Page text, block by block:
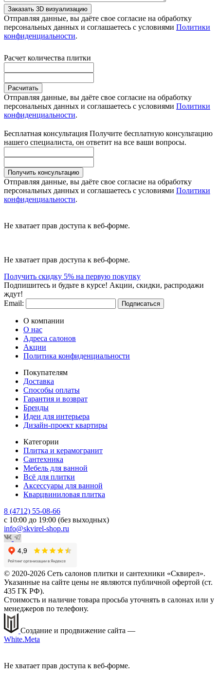
Заказать 3D визуализацию
Отправляя данные, вы даёте свое согласие на обработку
персональных данных и соглашаетесь с условиями Политики
конфиденциальности.
Расчет количества плитки
Расчитать
Отправляя данные, вы даёте свое согласие на обработку
персональных данных и соглашаетесь с условиями Политики
конфиденциальности.
Бесплатная консультация Получите бесплатную консультацию
нашего специалиста, он ответит на все ваши вопросы.
Получить консультацию
Отправляя данные, вы даёте свое согласие на обработку
персональных данных и соглашаетесь с условиями Политики
конфиденциальности.
Не хватает прав доступа к веб-форме.
Не хватает прав доступа к веб-форме.
Получить скидку 5% на первую покупку
Подпишитесь и будьте в курсе! Акции, скидки, распродажи
ждут!
Email:
Подписаться
О компании
О нас
Адреса салонов
Акции
Политика конфиденциальности
Покупателям
Доставка
Способы оплаты
Гарантия и возврат
Бренды
Идеи для интерьера
Дизайн-проект квартиры
Категории
Плитка и керамогранит
Сантехника
Мебель для ванной
Всё для плитки
Аксессуары для ванной
Кварцвиниловая плитка
8 (4712) 55-08-66
с 10:00 до 19:00 (без выходных)
info@skvirel-shop.ru
© 2020-2026 Сеть салонов плитки и сантехники «Сквирел».
Указанные на сайте цены не являются публичной офертой (ст.
435 ГК РФ).
Стоимость и наличие товара просьба уточнять в салонах или у
менеджеров по телефону.
Создание и продвижение сайта —
White.Meta
Не хватает прав доступа к веб-форме.